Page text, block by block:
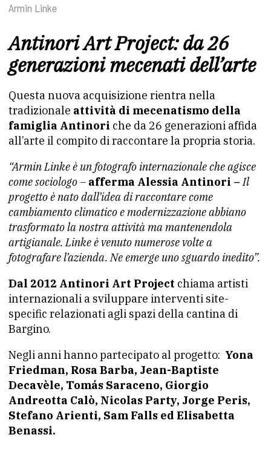
Armin Linke
Antinori Art Project: da 26
generazioni mecenati dell’arte
Questa nuova acquisizione rientra nella
tradizionale attività di mecenatismo della
famiglia Antinori che da 26 generazioni affida
all’arte il compito di raccontare la propria storia.
“Armin Linke è un fotografo internazionale che agisce
come sociologo – afferma Alessia Antinori –Il
progetto è nato dall’idea di raccontare come
cambiamento climatico e modernizzazione abbiano
trasformato la nostra attività ma mantenendola
artigianale. Linke è venuto numerose volte a
fotografare l’azienda. Ne emerge uno sguardo inedito”.
Dal 2012 Antinori Art Project chiama artisti
internazionali a sviluppare interventi site-
specific relazionati agli spazi della cantina di
Bargino.
Negli anni hanno partecipato al progetto: Yona
Friedman, Rosa Barba, Jean-Baptiste
Decavèle, Tomás Saraceno, Giorgio
Andreotta Calò, Nicolas Party, Jorge Peris,
Stefano Arienti, Sam Falls ed Elisabetta
Benassi.